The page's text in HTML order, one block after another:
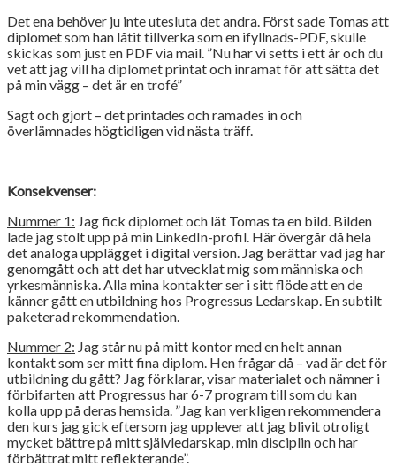
Det ena behöver ju inte utesluta det andra. Först sade Tomas att
diplomet som han låtit tillverka som en ifyllnads-PDF, skulle
skickas som just en PDF via mail. ”Nu har vi setts i ett år och du
vet att jag vill ha diplomet printat och inramat för att sätta det
på min vägg – det är en trofé”
Sagt och gjort – det printades och ramades in och
överlämnades högtidligen vid nästa träff.
Konsekvenser:
Nummer 1: Jag fick diplomet och lät Tomas ta en bild. Bilden
lade jag stolt upp på min LinkedIn-profil. Här övergår då hela
det analoga upplägget i digital version. Jag berättar vad jag har
genomgått och att det har utvecklat mig som människa och
yrkesmänniska. Alla mina kontakter ser i sitt flöde att en de
känner gått en utbildning hos Progressus Ledarskap. En subtilt
paketerad rekommendation.
Nummer 2: Jag står nu på mitt kontor med en helt annan
kontakt som ser mitt fina diplom. Hen frågar då – vad är det för
utbildning du gått? Jag förklarar, visar materialet och nämner i
förbifarten att Progressus har 6-7 program till som du kan
kolla upp på deras hemsida. ”Jag kan verkligen rekommendera
den kurs jag gick eftersom jag upplever att jag blivit otroligt
mycket bättre på mitt självledarskap, min disciplin och har
förbättrat mitt reflekterande”.